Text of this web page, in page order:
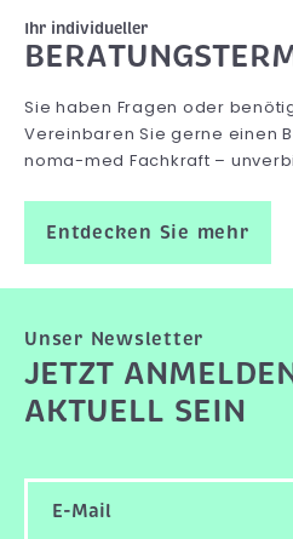
Ihr individueller
Sie haben Fragen oder
Vereinbaren Sie gerne einen
noma-med Fachkraft –
Entdecken Sie mehr
Unser Newsletter
JETZT
AKTUELL SEIN